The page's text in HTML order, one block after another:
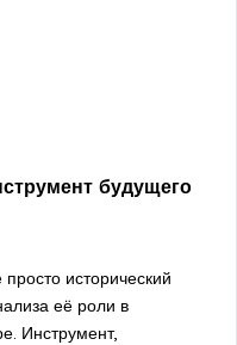
будущего
исторический
её роли в
Инструмент,